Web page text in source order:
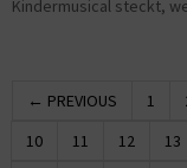
Kindermusical steckt,
← PREVIOUS 1
10
11 12 13